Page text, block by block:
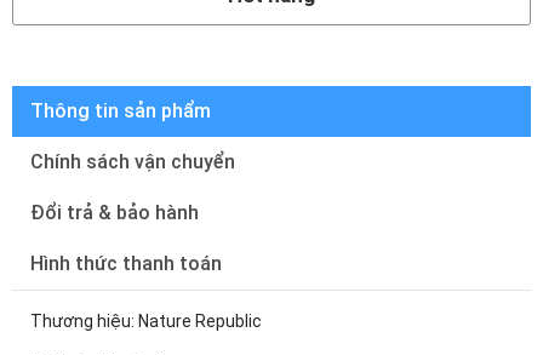
Thông tin sản phẩm
Chính sách vận chuyển
Đổi trả & bảo hành
Hình thức thanh toán
Thương hiệu: Nature Republic